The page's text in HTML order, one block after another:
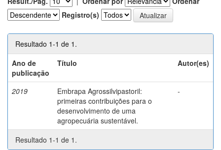
Registro(s)
Resultado 1-1 de 1.
Ano de
publicação
Título Autor(es)
2019
Embrapa Agrossilvipastoril:
primeiras contribuições para o
desenvolvimento de uma
agropecuária sustentável.
-
Resultado 1-1 de 1.